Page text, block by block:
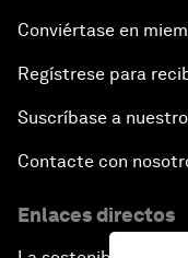
Conviértase en
Regístrese para
Suscríbase a
Contacte con
Enlaces directos